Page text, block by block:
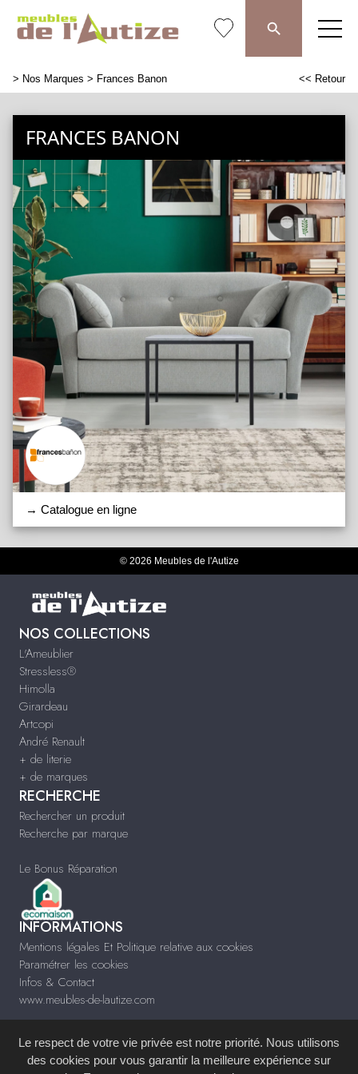
> Nos Marques > Frances Banon << Retour
FRANCES BANON
→ Catalogue en ligne
© 2026 Meubles de l'Autize
NOS COLLECTIONS
L'Ameublier
Stressless®
Himolla
Girardeau
Artcopi
André Renault
+ de literie
+ de marques
RECHERCHE
Rechercher un produit
Recherche par marque
Le Bonus Réparation
INFORMATIONS
Mentions légales Et Politique relative aux cookies
Paramétrer les cookies
Infos & Contact
www.meubles-de-lautize.com
Le respect de votre vie privée est notre priorité. Nous utilisons
des cookies pour vous garantir la meilleure expérience sur